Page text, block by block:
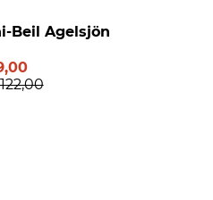
Beil Agelsjön
122,00